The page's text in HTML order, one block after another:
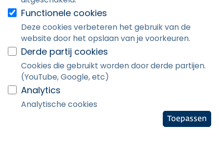
Functionele cookies
Deze cookies verbeteren het gebruik van de
website door het opslaan van je voorkeuren.
Derde partij cookies
Cookies die gebruikt worden door derde partijen.
(YouTube, Google, etc)
Analytics
Analytische cookies
Toepassen